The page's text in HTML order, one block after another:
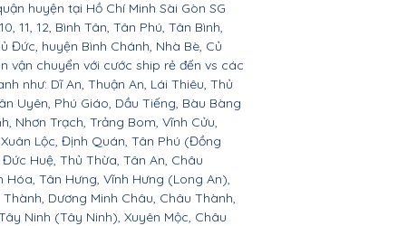
huyện tại Hồ Chí Minh Sài Gòn SG
11, 12, Bình Tân, Tân Phú, Tân Bình,
Đức, huyện Bình Chánh, Nhà Bè, Củ
vận chuyển với cước ship rẻ đến vs các
như: Dĩ An, Thuận An, Lái Thiêu, Thủ
Uyên, Phú Giáo, Dầu Tiếng, Bàu Bàng
Nhơn Trạch, Trảng Bom, Vĩnh Cửu,
Lộc, Định Quán, Tân Phú (Đồng
Huệ, Thủ Thừa, Tân An, Châu
Tân Hưng, Vĩnh Hưng (Long An),
Dương Minh Châu, Châu Thành,
Ninh (Tây Ninh), Xuyên Mộc, Châu